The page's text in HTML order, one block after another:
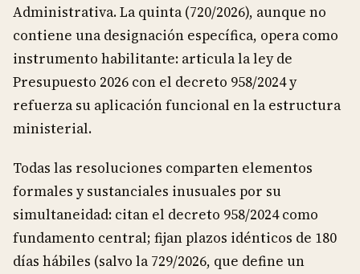
Administrativa. La quinta (720/2026), aunque no
contiene una designación específica, opera como
instrumento habilitante: articula la ley de
Presupuesto 2026 con el decreto 958/2024 y
refuerza su aplicación funcional en la estructura
ministerial.
Todas las resoluciones comparten elementos
formales y sustanciales inusuales por su
simultaneidad: citan el decreto 958/2024 como
fundamento central; fijan plazos idénticos de 180
días hábiles (salvo la 729/2026, que define un